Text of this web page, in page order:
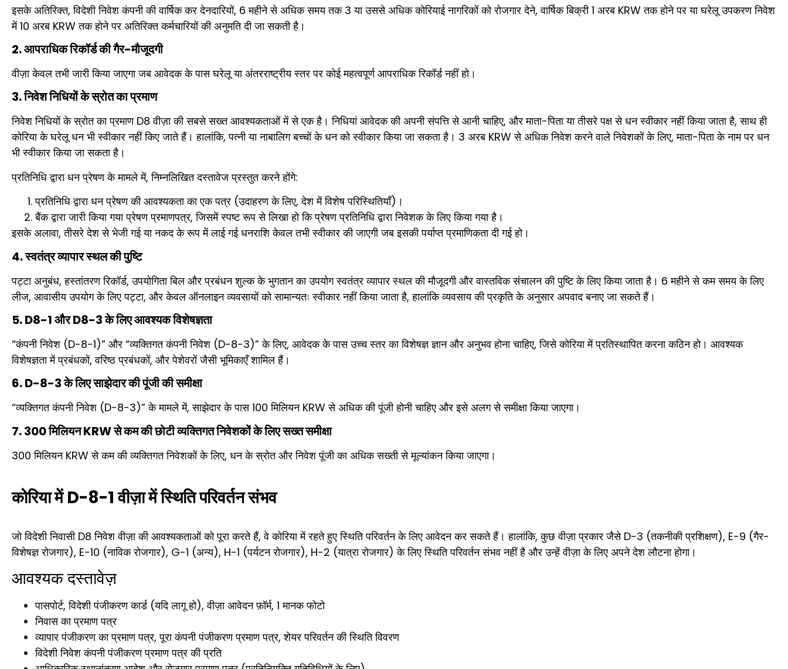
इसके अतिरिक्त, विदेशी निवेश कंपनी की वार्षिक कर देनदारियों, 6 महीने से अधिक समय तक 3 या उससे अधिक कोरियाई नागरिकों को रोजगार देने, वार्षिक बिक्री 1 अरब KRW तक होने पर या घरेलू उपकरण निवेश
में 10 अरब KRW तक होने पर अतिरिक्त कर्मचारियों की अनुमति दी जा सकती है।
2. आपराधिक रिकॉर्ड की गैर-मौजूदगी
वीज़ा केवल तभी जारी किया जाएगा जब आवेदक के पास घरेलू या अंतरराष्ट्रीय स्तर पर कोई महत्वपूर्ण आपराधिक रिकॉर्ड नहीं हो।
3. निवेश निधियों के स्रोत का प्रमाण
निवेश निधियों के स्रोत का प्रमाण D8 वीज़ा की सबसे सख्त आवश्यकताओं में से एक है। निधियां आवेदक की अपनी संपत्ति से आनी चाहिए, और माता-पिता या तीसरे पक्ष से धन स्वीकार नहीं किया जाता है, साथ ही
कोरिया के घरेलू धन भी स्वीकार नहीं किए जाते हैं। हालांकि, पत्नी या नाबालिग बच्चों के धन को स्वीकार किया जा सकता है। 3 अरब KRW से अधिक निवेश करने वाले निवेशकों के लिए, माता-पिता के नाम पर धन
भी स्वीकार किया जा सकता है।
प्रतिनिधि द्वारा धन प्रेषण के मामले में, निम्नलिखित दस्तावेज प्रस्तुत करने होंगे:
प्रतिनिधि द्वारा धन प्रेषण की आवश्यकता का एक पत्र (उदाहरण के लिए, देश में विशेष परिस्थितियाँ)।
बैंक द्वारा जारी किया गया प्रेषण प्रमाणपत्र, जिसमें स्पष्ट रूप से लिखा हो कि प्रेषण प्रतिनिधि द्वारा निवेशक के लिए किया गया है।
इसके अलावा, तीसरे देश से भेजी गई या नकद के रूप में लाई गई धनराशि केवल तभी स्वीकार की जाएगी जब इसकी पर्याप्त प्रमाणिकता दी गई हो।
4. स्वतंत्र व्यापार स्थल की पुष्टि
पट्टा अनुबंध, हस्तांतरण रिकॉर्ड, उपयोगिता बिल और प्रबंधन शुल्क के भुगतान का उपयोग स्वतंत्र व्यापार स्थल की मौजूदगी और वास्तविक संचालन की पुष्टि के लिए किया जाता है। 6 महीने से कम समय के लिए
लीज, आवासीय उपयोग के लिए पट्टा, और केवल ऑनलाइन व्यवसायों को सामान्यतः स्वीकार नहीं किया जाता है, हालांकि व्यवसाय की प्रकृति के अनुसार अपवाद बनाए जा सकते हैं।
5. D8-1 और D8-3 के लिए आवश्यक विशेषज्ञता
“कंपनी निवेश (D-8-1)” और “व्यक्तिगत कंपनी निवेश (D-8-3)” के लिए, आवेदक के पास उच्च स्तर का विशेषज्ञ ज्ञान और अनुभव होना चाहिए, जिसे कोरिया में प्रतिस्थापित करना कठिन हो। आवश्यक
विशेषज्ञता में प्रबंधकों, वरिष्ठ प्रबंधकों, और पेशेवरों जैसी भूमिकाएँ शामिल हैं।
6. D-8-3 के लिए साझेदार की पूंजी की समीक्षा
“व्यक्तिगत कंपनी निवेश (D-8-3)” के मामले में, साझेदार के पास 100 मिलियन KRW से अधिक की पूंजी होनी चाहिए और इसे अलग से समीक्षा किया जाएगा।
7. 300 मिलियन KRW से कम की छोटी व्यक्तिगत निवेशकों के लिए सख्त समीक्षा
300 मिलियन KRW से कम की व्यक्तिगत निवेशकों के लिए, धन के स्रोत और निवेश पूंजी का अधिक सख्ती से मूल्यांकन किया जाएगा।
कोरिया में D-8-1 वीज़ा में स्थिति परिवर्तन संभव
जो विदेशी निवासी D8 निवेश वीज़ा की आवश्यकताओं को पूरा करते हैं, वे कोरिया में रहते हुए स्थिति परिवर्तन के लिए आवेदन कर सकते हैं। हालांकि, कुछ वीज़ा प्रकार जैसे D-3 (तकनीकी प्रशिक्षण), E-9 (गैर-
विशेषज्ञ रोजगार), E-10 (नाविक रोजगार), G-1 (अन्य), H-1 (पर्यटन रोजगार), H-2 (यात्रा रोजगार) के लिए स्थिति परिवर्तन संभव नहीं है और उन्हें वीज़ा के लिए अपने देश लौटना होगा।
आवश्यक दस्तावेज़
पासपोर्ट, विदेशी पंजीकरण कार्ड (यदि लागू हो), वीज़ा आवेदन फ़ॉर्म, 1 मानक फोटो
निवास का प्रमाण पत्र
व्यापार पंजीकरण का प्रमाण पत्र, पूरा कंपनी पंजीकरण प्रमाण पत्र, शेयर परिवर्तन की स्थिति विवरण
विदेशी निवेश कंपनी पंजीकरण प्रमाण पत्र की प्रति